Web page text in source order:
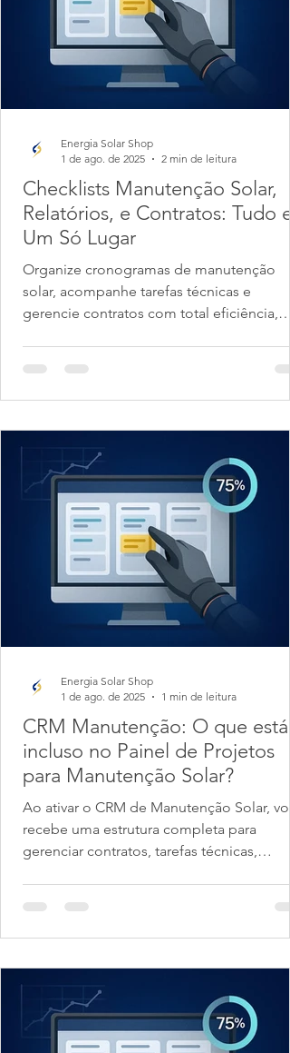
Checklists Manutenção Solar,
Relatórios, e Contratos: Tudo
Um Só Lugar
Organize cronogramas de manutenção
solar, acompanhe tarefas técnicas e
gerencie contratos com total eficiência,
Energia Solar Shop
1 de ago. de 2025
2 min de leitura
CRM Manutenção: O que está
incluso no Painel de Projetos
para Manutenção Solar?
Ao ativar o CRM de Manutenção Solar,
recebe uma estrutura completa para
gerenciar contratos, tarefas técnicas,
Energia Solar Shop
1 de ago. de 2025
1 min de leitura